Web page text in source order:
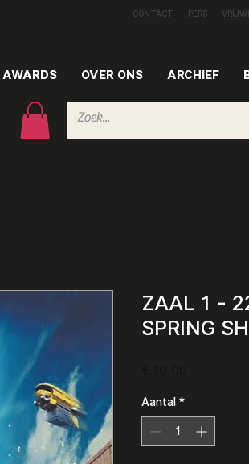
CONTACT PERS
OVER ONS ARCHIEF
ZAAL 1 -
SPRING
Aantal *